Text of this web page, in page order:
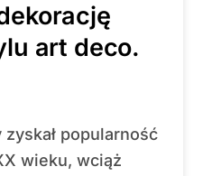
art deco.
wieku, wciąż